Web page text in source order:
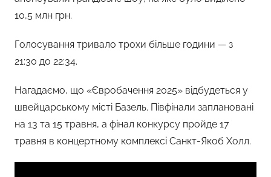
10,5 млн грн.
Голосування тривало трохи більше години — з
21:30 до 22:34.
Нагадаємо, що «Євробачення 2025» відбудеться у
швейцарському місті Базель. Півфінали заплановані
на 13 та 15 травня, а фінал конкурсу пройде 17
травня в концертному комплексі Санкт-Якоб Холл.